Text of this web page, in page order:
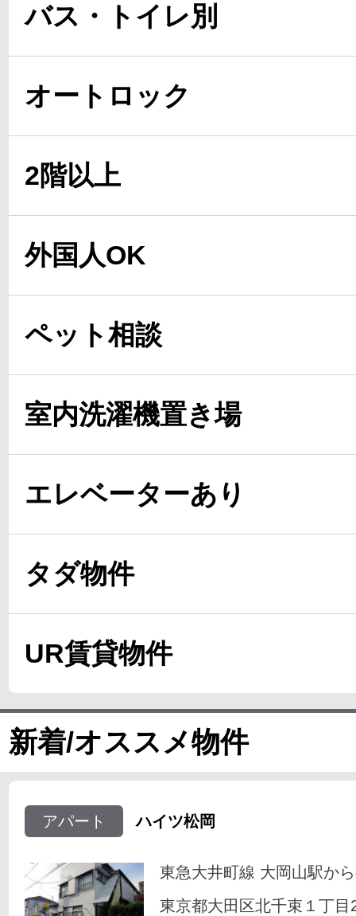
バス・トイレ別
オートロック
2階以上
外国人OK
ペット相談
室内洗濯機置き場
エレベーターあり
タダ物件
UR賃貸物件
新着/オススメ物件
アパート ハイツ松岡
東急大井町線 大岡山駅か
東京都大田区北千束１丁目